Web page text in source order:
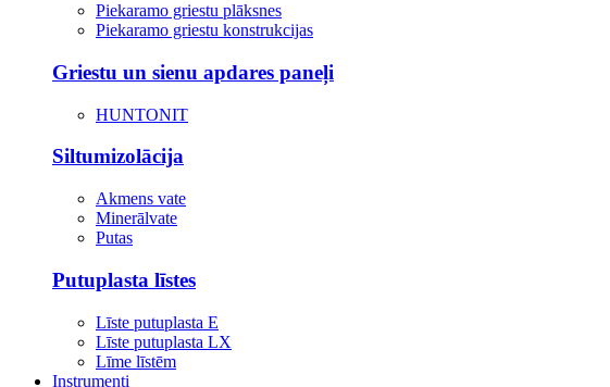
Piekaramo griestu plāksnes
Piekaramo griestu konstrukcijas
Griestu un sienu apdares paneļi
HUNTONIT
Siltumizolācija
Akmens vate
Minerālvate
Putas
Putuplasta līstes
Līste putuplasta E
Līste putuplasta LX
Līme līstēm
Instrumenti